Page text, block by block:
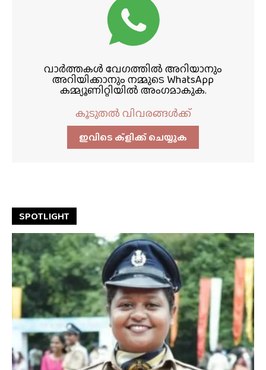
വാർത്തകൾ വേഗത്തിൽ അറിയാനും
അറിയിക്കാനും നമ്മുടെ WhatsApp
കമ്മ്യൂണിറ്റിയിൽ അംഗമാകുക.
കൂടുതൽ വിവരങ്ങൾക്ക്
ഇവിടെ ക്ളിക്ക്‌ ചെയ്യുക
SPOTLIGHT